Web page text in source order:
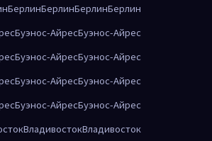
БерлинБерлинБерлинБерлин
Буэнос-АйресБуэнос-Айрес
Буэнос-АйресБуэнос-Айрес
Буэнос-АйресБуэнос-Айрес
Буэнос-АйресБуэнос-Айрес
ВладивостокВладивосток